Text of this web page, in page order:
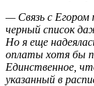
— Связь с Егором
черный список
Но я еще
оплаты хотя бы
Единственное,
указанный в